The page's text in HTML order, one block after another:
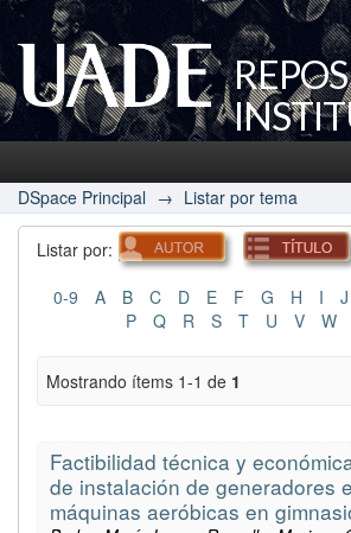
UADE
DSpace Principal → Listar por tema
Listar por:
0-9 A B C D E F G H I J
P
Q R S T U V W
Mostrando ítems 1-1 de 1
Factibilidad técnica y
de instalación de generadores
máquinas aeróbicas en